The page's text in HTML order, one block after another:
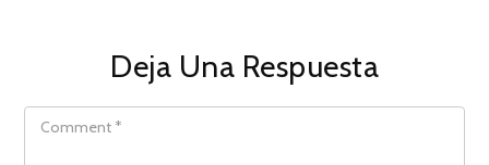
Deja Una Respuesta
COMMENT